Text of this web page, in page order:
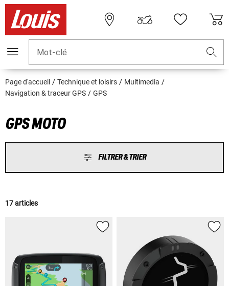
Mot-clé
Page d'accueil Technique et loisirs
Multimedia
Navigation & traceur GPS
GPS
GPS MOTO
FILTRER & TRIER
17 articles